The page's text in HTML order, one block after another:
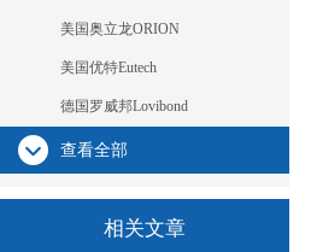
美国奥立龙ORION
美国优特Eutech
德国罗威邦Lovibond
查看全部
相关文章